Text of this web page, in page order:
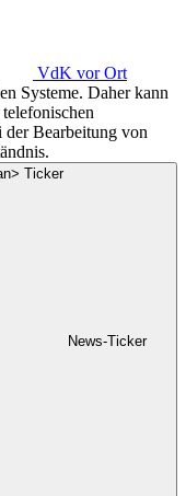
VdK vor Ort
Systeme. Daher kann
der Bearbeitung von
Ticker
News-Ticker